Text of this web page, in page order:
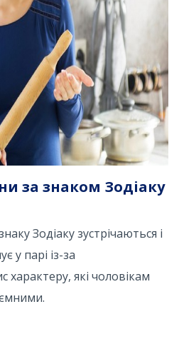
за знаком Зодіаку
Зодіаку зустрічаються і
у парі із-за
характеру, які чоловікам